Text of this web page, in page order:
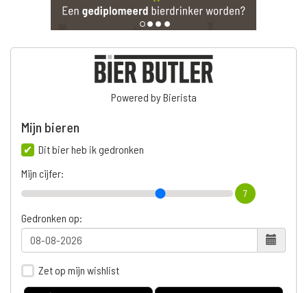
Powered by Bierista
Mijn bieren
Dit bier heb ik gedronken
Mijn cijfer:
7
Gedronken op:
Zet op mijn wishlist